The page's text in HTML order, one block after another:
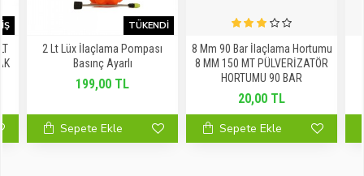
TÜKENDI
2 Lt Lüx İlaçlama Pompası
Basınç Ayarlı
199,00 TL
Sepete Ekle
8 Mm 90 Bar İlaçlama Hortumu
8 MM 150 MT PÜLVERİZATÖR
HORTUMU 90 BAR
20,00 TL
Sepete Ekle